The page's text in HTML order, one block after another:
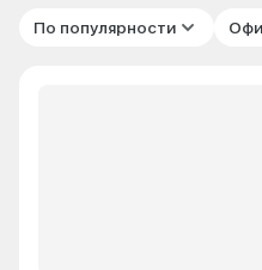
По популярности